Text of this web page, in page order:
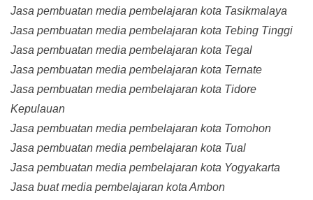
Jasa pembuatan media pembelajaran kota Tasikmalaya
Jasa pembuatan media pembelajaran kota Tebing Tinggi
Jasa pembuatan media pembelajaran kota Tegal
Jasa pembuatan media pembelajaran kota Ternate
Jasa pembuatan media pembelajaran kota Tidore
Kepulauan
Jasa pembuatan media pembelajaran kota Tomohon
Jasa pembuatan media pembelajaran kota Tual
Jasa pembuatan media pembelajaran kota Yogyakarta
Jasa buat media pembelajaran kota Ambon